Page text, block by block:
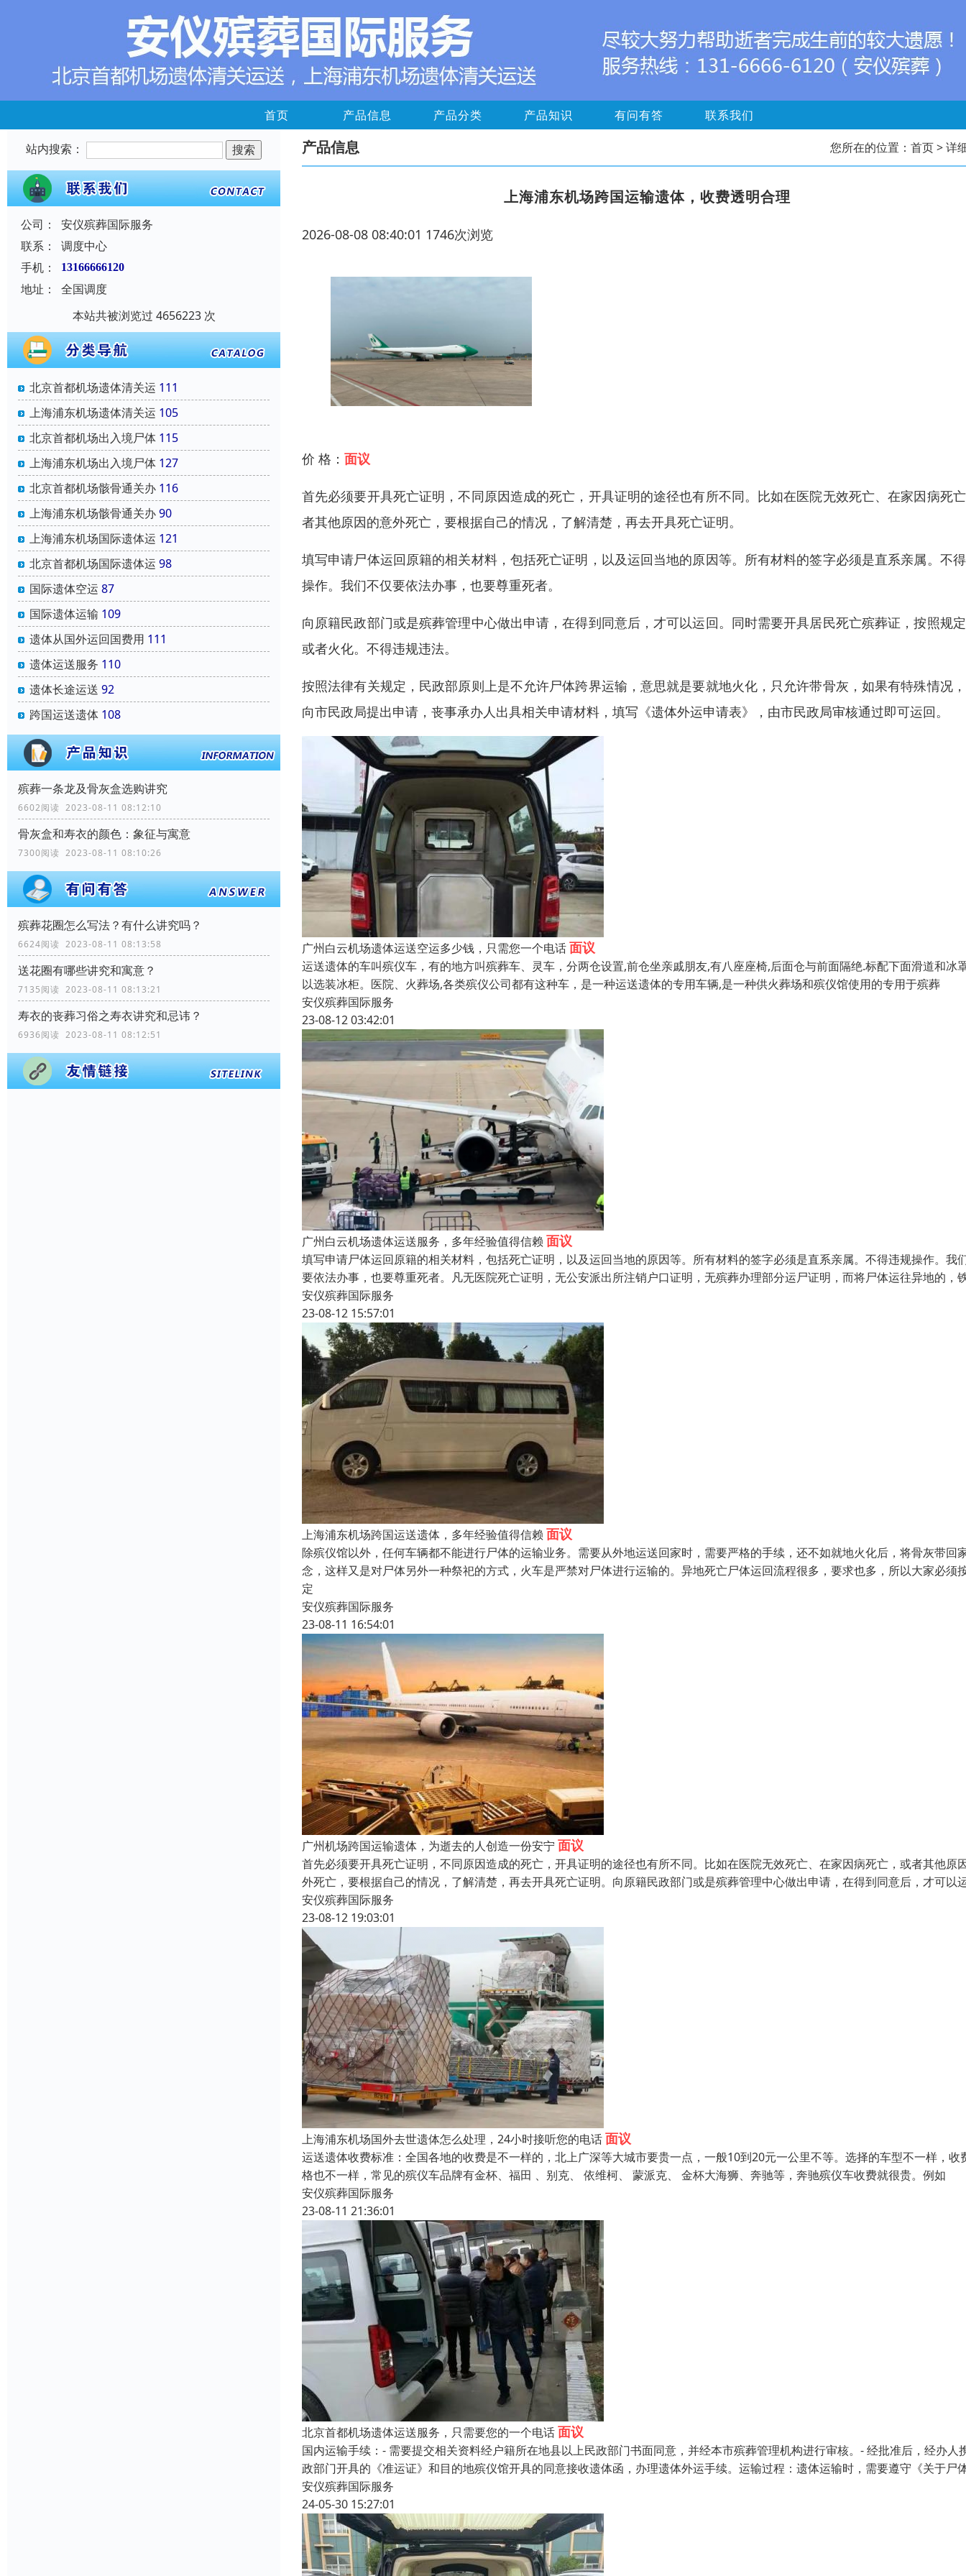
首页 产品信息 产品分类 产品知识 有问有答 联系我们
站内搜索：
公司：
安仪殡葬国际服务
联系：
调度中心
手机：
13166666120
地址：
全国调度
本站共被浏览过 4656223 次
北京首都机场遗体清关运 111
上海浦东机场遗体清关运 105
北京首都机场出入境尸体 115
上海浦东机场出入境尸体 127
北京首都机场骸骨通关办 116
上海浦东机场骸骨通关办90
上海浦东机场国际遗体运 121
北京首都机场国际遗体运 98
国际遗体空运 87
国际遗体运输 109
遗体从国外运回国费用 111
遗体运送服务 110
遗体长途运送 92
跨国运送遗体 108
殡葬一条龙及骨灰盒选购讲究
6602阅读 2023-08-11 08:12:10
骨灰盒和寿衣的颜色：象征与寓意
7300阅读 2023-08-11 08:10:26
殡葬花圈怎么写法？有什么讲究吗？
6624阅读 2023-08-11 08:13:58
送花圈有哪些讲究和寓意？
7135阅读 2023-08-11 08:13:21
寿衣的丧葬习俗之寿衣讲究和忌讳？
6936阅读 2023-08-11 08:12:51
产品信息 您所在的位置： 首页> 详
上海浦东机场跨国运输遗体，收费透明合理
2026-08-08 08:40:01 1746次浏览
价 格： 面议
首先必须要开具死亡证明，不同原因造成的死亡，开具证明的途径也有所不同。比如在医院无效死亡、在家因病死
者其他原因的意外死亡，要根据自己的情况，了解清楚，再去开具死亡证明。
填写申请尸体运回原籍的相关材料，包括死亡证明，以及运回当地的原因等。所有材料的签字必须是直系亲属。不
操作。我们不仅要依法办事，也要尊重死者。
向原籍民政部门或是殡葬管理中心做出申请，在得到同意后，才可以运回。同时需要开具居民死亡殡葬证，按照规
或者火化。不得违规违法。
按照法律有关规定，民政部原则上是不允许尸体跨界运输，意思就是要就地火化，只允许带骨灰，如果有特殊情况
向市民政局提出申请，丧事承办人出具相关申请材料，填写《遗体外运申请表》，由市民政局审核通过即可运回。
广州白云机场遗体运送空运多少钱，只需您一个电话面议
运送遗体的车叫殡仪车，有的地方叫殡葬车、灵车，分两仓设置,前仓坐亲戚朋友,有八座座椅,后面仓与前面隔绝.标配下面滑道和冰
以选装冰柜。医院、火葬场,各类殡仪公司都有这种车，是一种运送遗体的专用车辆,是一种供火葬场和殡仪馆使用的专用于殡葬
安仪殡葬国际服务
23-08-12 03:42:01
广州白云机场遗体运送服务，多年经验值得信赖 面议
填写申请尸体运回原籍的相关材料，包括死亡证明，以及运回当地的原因等。所有材料的签字必须是直系亲属。不得违规操作。我
要依法办事，也要尊重死者。凡无医院死亡证明，无公安派出所注销户口证明，无殡葬办理部分运尸证明，而将尸体运往异地的，
安仪殡葬国际服务
23-08-12 15:57:01
上海浦东机场跨国运送遗体，多年经验值得信赖 面议
除殡仪馆以外，任何车辆都不能进行尸体的运输业务。需要从外地运送回家时，需要严格的手续，还不如就地火化后，将骨灰带回
念，这样又是对尸体另外一种祭祀的方式，火车是严禁对尸体进行运输的。异地死亡尸体运回流程很多，要求也多，所以大家必须
定
安仪殡葬国际服务
23-08-11 16:54:01
广州机场跨国运输遗体，为逝去的人创造一份安宁 面议
首先必须要开具死亡证明，不同原因造成的死亡，开具证明的途径也有所不同。比如在医院无效死亡、在家因病死亡，或者其他原
外死亡，要根据自己的情况，了解清楚，再去开具死亡证明。向原籍民政部门或是殡葬管理中心做出申请，在得到同意后，才可以
安仪殡葬国际服务
23-08-12 19:03:01
上海浦东机场国外去世遗体怎么处理，24小时接听您的电话面议
运送遗体收费标准：全国各地的收费是不一样的，北上广深等大城市要贵一点，一般10到20元一公里不等。选择的车型不一样，收
格也不一样，常见的殡仪车品牌有金杯、福田 、别克、 依维柯、 蒙派克、 金杯大海狮、奔驰等，奔驰殡仪车收费就很贵。例如
安仪殡葬国际服务
23-08-11 21:36:01
北京首都机场遗体运送服务，只需要您的一个电话面议
国内运输手续：- 需要提交相关资料经户籍所在地县以上民政部门书面同意，并经本市殡葬管理机构进行审核。- 经批准后，经办人
政部门开具的《准运证》和目的地殡仪馆开具的同意接收遗体函，办理遗体外运手续。运输过程：遗体运输时，需要遵守《关于尸
安仪殡葬国际服务
24-05-30 15:27:01